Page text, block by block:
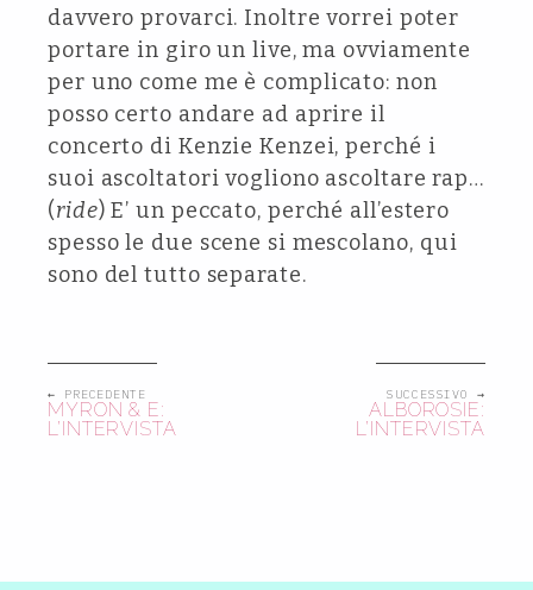
davvero provarci. Inoltre vorrei poter
portare in giro un live, ma ovviamente
per uno come me è complicato: non
posso certo andare ad aprire il
concerto di Kenzie Kenzei, perché i
suoi ascoltatori vogliono ascoltare rap…
(ride) E’ un peccato, perché all’estero
spesso le due scene si mescolano, qui
sono del tutto separate.
← PRECEDENTE
MYRON & E:
L’INTERVISTA
SUCCESSIVO →
ALBOROSIE:
L’INTERVISTA